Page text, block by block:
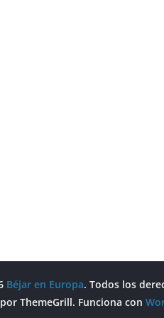
Béjar en Europa. Todos los
por ThemeGrill. Funciona con